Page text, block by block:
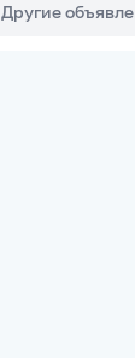
Другие